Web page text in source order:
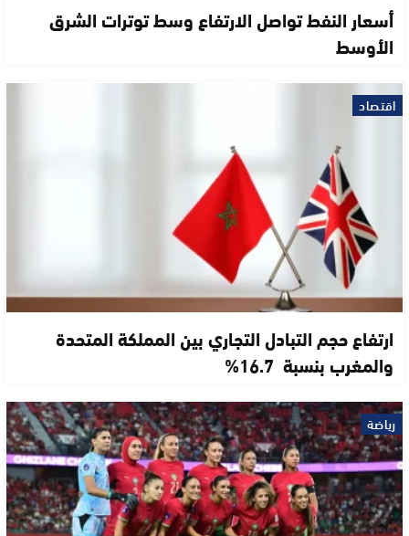
أسعار النفط تواصل الارتفاع وسط توترات الشرق
الأوسط
اقتصاد
ارتفاع حجم التبادل التجاري بين المملكة المتحدة
والمغرب بنسبة 16.7%
رياضة